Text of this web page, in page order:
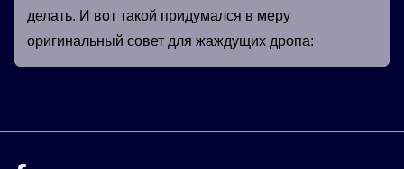
делать. И вот такой придумался в меру
оригинальный совет для жаждущих дропа: